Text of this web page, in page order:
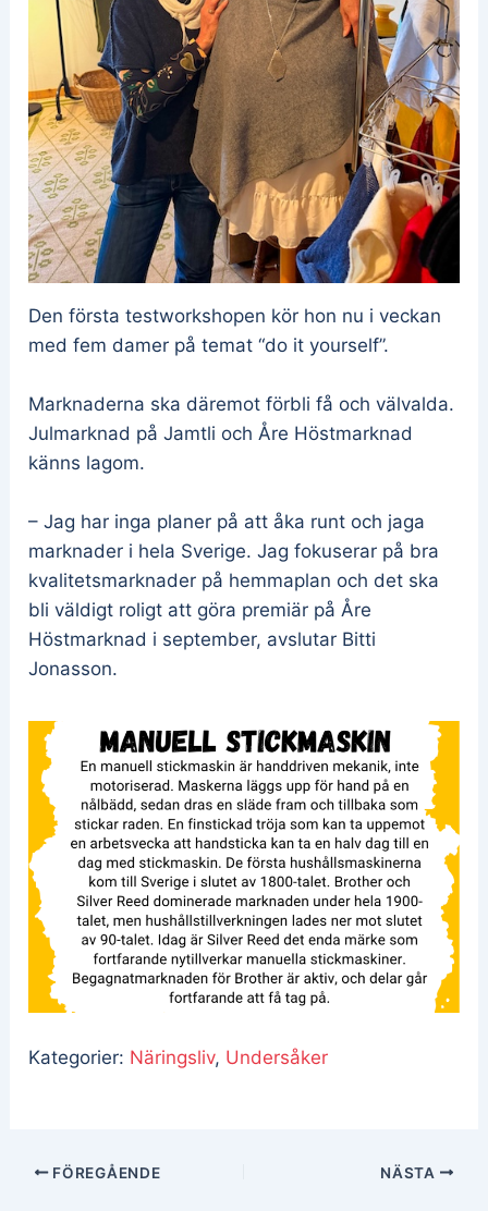
Den första testworkshopen kör hon nu i veckan
med fem damer på temat “do it yourself”.
Marknaderna ska däremot förbli få och välvalda.
Julmarknad på Jamtli och Åre Höstmarknad
känns lagom.
– Jag har inga planer på att åka runt och jaga
marknader i hela Sverige. Jag fokuserar på bra
kvalitetsmarknader på hemmaplan och det ska
bli väldigt roligt att göra premiär på Åre
Höstmarknad i september, avslutar Bitti
Jonasson.
Kategorier: Näringsliv, Undersåker
FÖREGÅENDE NÄSTA